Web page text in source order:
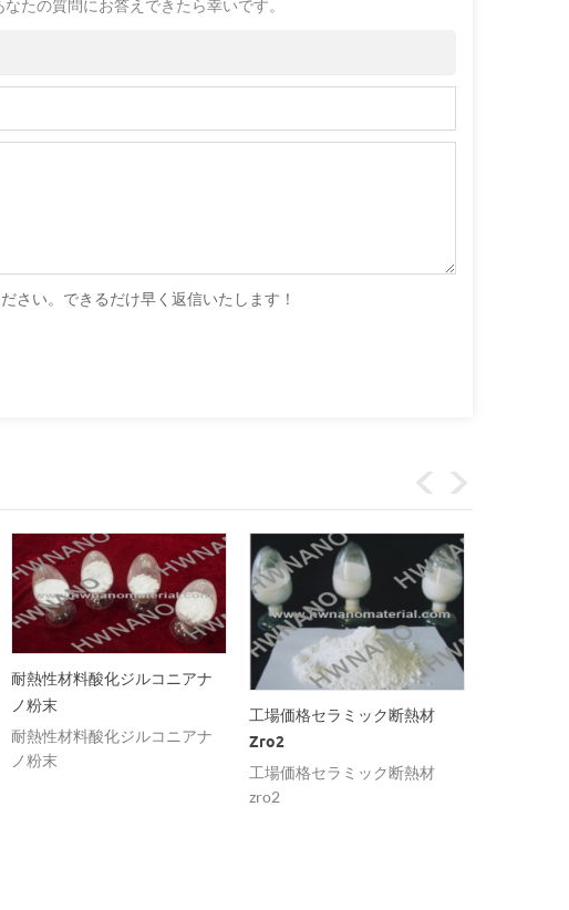
たの質問にお答えできたら幸いです。
さい。できるだけ早く返信いたします！
耐熱性材料酸化ジルコニアナ
ノ粉末
耐熱性材料酸化ジルコニアナ
ノ粉末
工場価格セラミック断熱材
Zro2
工場価格セラミック断熱材
zro2